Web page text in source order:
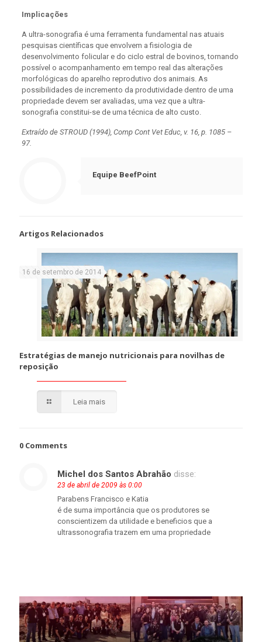
Implicações
A ultra-sonografia é uma ferramenta fundamental nas atuais
pesquisas científicas que envolvem a fisiologia de
desenvolvimento folicular e do ciclo estral de bovinos, tornando
possível o acompanhamento em tempo real das alterações
morfológicas do aparelho reprodutivo dos animais. As
possibilidades de incremento da produtividade dentro de uma
propriedade devem ser avaliadas, uma vez que a ultra-
sonografia constitui-se de uma técnica de alto custo.
Extraído de STROUD (1994), Comp Cont Vet Educ, v. 16, p. 1085 –
97.
Equipe BeefPoint
Artigos Relacionados
16 de setembro de 2014
Estratégias de manejo nutricionais para novilhas de
reposição
Leia mais
0 Comments
Michel dos Santos Abrahão disse:
23 de abril de 2009 às 0:00
Parabens Francisco e Katia
é de suma importância que os produtores se
conscientizem da utilidade e beneficios que a
ultrassonografia trazem em uma propriedade